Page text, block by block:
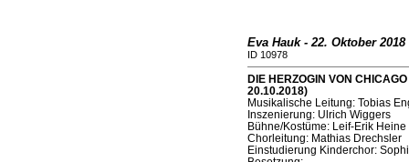
Eva Hauk - 22. Oktober 2018
ID 10978
DIE HERZOGIN VON
20.10.2018)
Musikalische Leitung: Tobias
Inszenierung: Ulrich Wiggers
Bühne/Kostüme: Leif-Erik Heine
Chorleitung: Mathias Drechsler
Einstudierung Kinderchor: